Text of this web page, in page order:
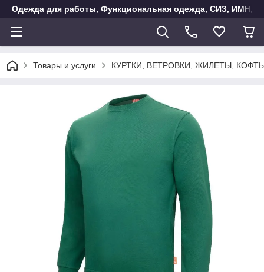
Одежда для работы, Функциональная одежда, СИЗ, ИМН,
Товары и услуги КУРТКИ, ВЕТРОВКИ, ЖИЛЕТЫ,